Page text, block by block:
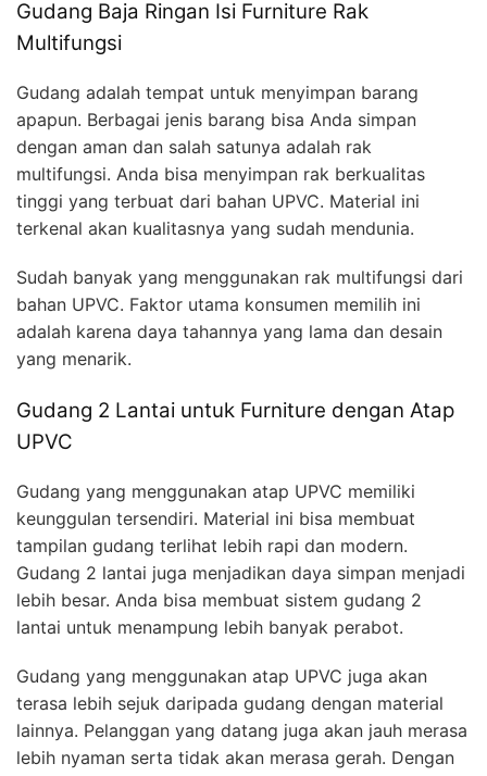
Gudang Baja Ringan Isi Furniture Rak
Multifungsi
Gudang adalah tempat untuk menyimpan barang
apapun. Berbagai jenis barang bisa Anda simpan
dengan aman dan salah satunya adalah rak
multifungsi. Anda bisa menyimpan rak berkualitas
tinggi yang terbuat dari bahan UPVC. Material ini
terkenal akan kualitasnya yang sudah mendunia.
Sudah banyak yang menggunakan rak multifungsi dari
bahan UPVC. Faktor utama konsumen memilih ini
adalah karena daya tahannya yang lama dan desain
yang menarik.
Gudang 2 Lantai untuk Furniture dengan Atap
UPVC
Gudang yang menggunakan atap UPVC memiliki
keunggulan tersendiri. Material ini bisa membuat
tampilan gudang terlihat lebih rapi dan modern.
Gudang 2 lantai juga menjadikan daya simpan menjadi
lebih besar. Anda bisa membuat sistem gudang 2
lantai untuk menampung lebih banyak perabot.
Gudang yang menggunakan atap UPVC juga akan
terasa lebih sejuk daripada gudang dengan material
lainnya. Pelanggan yang datang juga akan jauh merasa
lebih nyaman serta tidak akan merasa gerah. Dengan